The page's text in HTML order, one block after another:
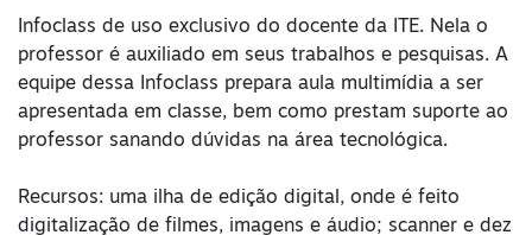
Infoclass de uso exclusivo do docente da ITE. Nela o
professor é auxiliado em seus trabalhos e pesquisas. A
equipe dessa Infoclass prepara aula multimídia a ser
apresentada em classe, bem como prestam suporte ao
professor sanando dúvidas na área tecnológica.
Recursos: uma ilha de edição digital, onde é feito
digitalização de filmes, imagens e áudio; scanner e dez